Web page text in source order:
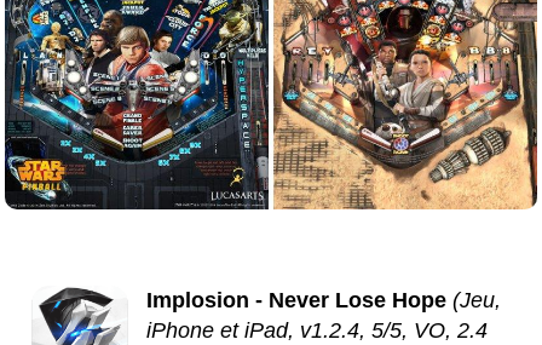
Implosion - Never Lose Hope (Jeu,
iPhone et iPad, v1.2.4, 5/5, VO, 2.4